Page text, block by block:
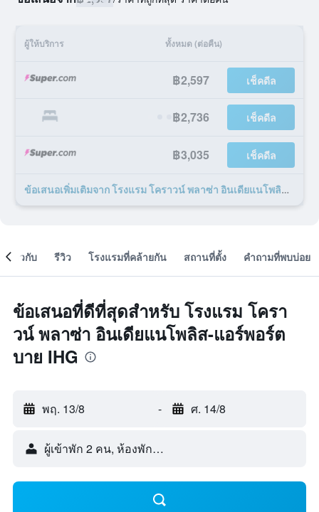
ผู้ให้บริการ ทั้งหมด (ต่อคืน)
฿2,597 เช็คดีล
฿2,736 เช็คดีล
฿3,035 เช็คดีล
ข้อเสนอเพิ่มเติมจาก โรงแรม โคราวน์ พลาซ่า อินเดียแนโพลิส-แอร์พอร์ต บาย IHG 42 รายการ
เกี่ยวกับ รีวิว โรงแรมที่คล้ายกัน สถานที่ตั้ง คำถามที่พบบ่อย
ข้อเสนอที่ดีที่สุดสำหรับ โรงแรม โครา
วน์ พลาซ่า อินเดียแนโพลิส-แอร์พอร์ต
บาย IHG
พฤ. 13/8 - ศ. 14/8
ผู้เข้าพัก 2 คน, ห้องพัก 1 ห้อง